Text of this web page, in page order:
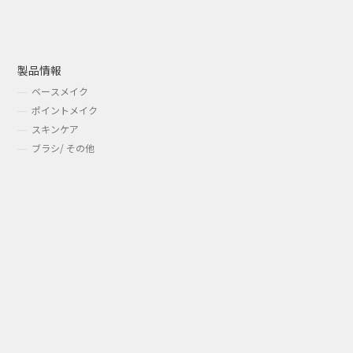
製品情報
ベースメイク
ポイントメイク
スキンケア
ブラシ/ その他